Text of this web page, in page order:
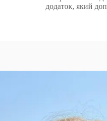
додаток, який